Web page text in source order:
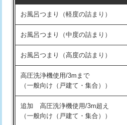
交換・取付(単水栓（壁付・デッキ
式）)
交換・取付(混合水栓（壁付・デッキ
式・ワンホール）)
交換・取付(排水栓・排水トラップ
（P/S/ポップアップ））
交換・取付（その他部品）
お風呂つまり（軽度の詰まり）
お風呂つまり（中度の詰まり）
お風呂つまり（高度の詰まり）
高圧洗浄機使用/3mまで
（一般向け（戸建て・集合））
追加 高圧洗浄機使用/3m超え
（一般向け（戸建て・集合））